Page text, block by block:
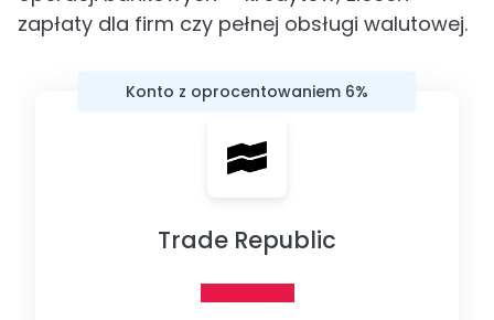
zapłaty dla firm czy pełnej obsługi walutowej.
Konto z oprocentowaniem 6%
Trade Republic